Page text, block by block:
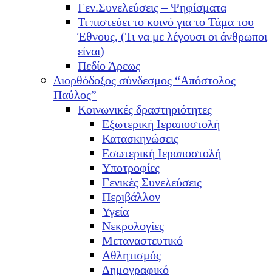
Γεν.Συνελεύσεις – Ψηφίσματα
Τι πιστεύει το κοινό για το Τάμα του
Έθνους, (Τι να με λέγουσι οι άνθρωποι
είναι)
Πεδίο Άρεως
Διορθόδοξος σύνδεσμος “Απόστολος
Παύλος”
Κοινωνικές δραστηριότητες
Εξωτερική Ιεραποστολή
Κατασκηνώσεις
Εσωτερική Ιεραποστολή
Υποτροφίες
Γενικές Συνελεύσεις
Περιβάλλον
Υγεία
Νεκρολογίες
Μεταναστευτικό
Αθλητισμός
Δημογραφικό